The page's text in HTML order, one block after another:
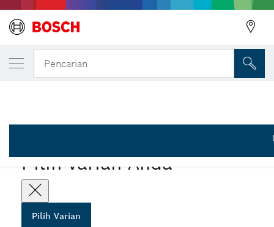
Pencarian
Pilih varian Anda
Pilih Varian
VARIAN PILIHAN ANDA
Set Mata Router PRO Campuran, Shank 1/
2 607 017 473